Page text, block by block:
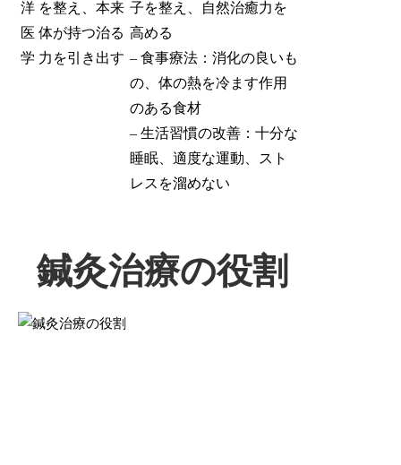
洋
医
学
を整え、本来
体が持つ治る
力を引き出す
子を整え、自然治癒力を
高める
– 食事療法：消化の良いも
の、体の熱を冷ます作用
のある食材
– 生活習慣の改善：十分な
睡眠、適度な運動、スト
レスを溜めない
鍼灸治療の役割